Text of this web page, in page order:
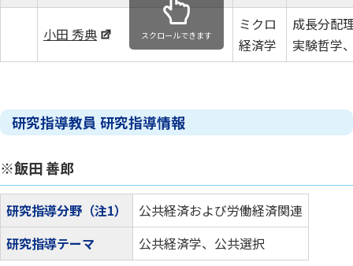
小田 秀典
ミクロ
経済学
成長分配
実験哲学
スクロールできます
研究指導教員 研究指導情報
※飯田 善郎
研究指導分野（注1）
公共経済および労働経済関連
研究指導テーマ
公共経済学、公共選択